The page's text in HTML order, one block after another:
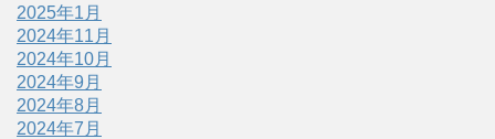
2025年1月
2024年11月
2024年10月
2024年9月
2024年8月
2024年7月